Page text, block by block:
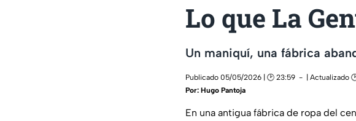
Lo que La
Un maniquí, una fábrica
Publicado 05/05/2026 | 🕑 23:59
| Actualizado
Por: Hugo Pantoja
En una antigua fábrica de ropa del